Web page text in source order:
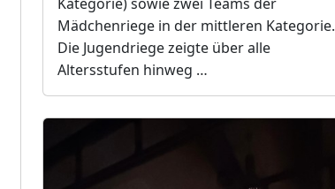
Mädchenriege in der mittleren Kategorie.
Die Jugendriege zeigte über alle
Altersstufen hinweg …